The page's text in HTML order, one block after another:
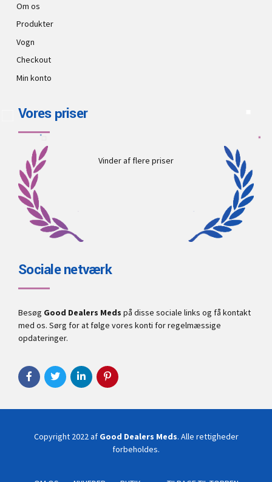
Om os
Produkter
Vogn
Checkout
Min konto
Vores priser
Vinder af flere priser
Sociale netværk
Besøg Good Dealers Meds på disse sociale links og få kontakt
med os. Sørg for at følge vores konti for regelmæssige
opdateringer.
Copyright 2022 af Good Dealers Meds. Alle rettigheder
forbeholdes.